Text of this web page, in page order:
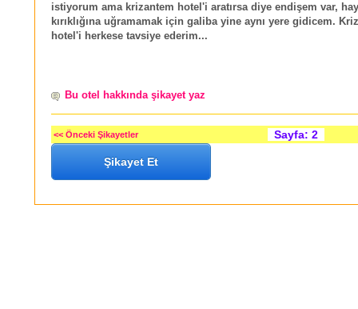
istiyorum ama krizantem hotel'i aratırsa diye endişem var,
kırıklığına uğramamak için galiba yine aynı yere gidicem.
hotel'i herkese tavsiye ederim...
Bu otel hakkında şikayet yaz
<< Önceki Şikayetler Sayfa: 2
Şikayet Et